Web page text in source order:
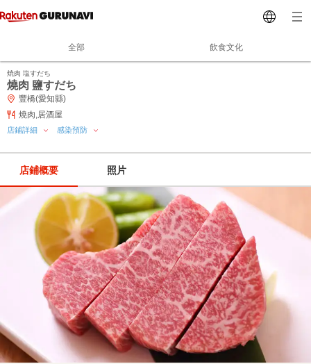
全部 飲食文化
焼肉 塩すだち
燒肉 鹽すだち
豐橋(愛知縣)
燒肉,居酒屋
店鋪詳細 感染預防
店鋪概要 照片